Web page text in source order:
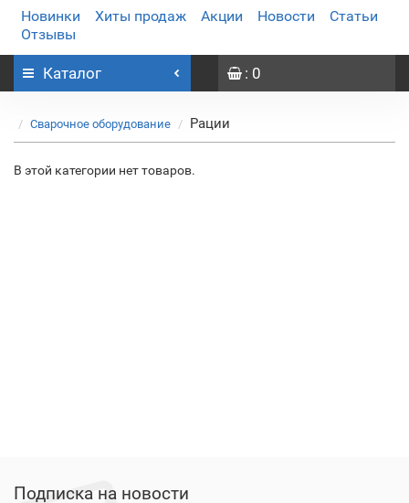
Новинки Хиты продаж Акции Новости
Статьи
Отзывы
Каталог : 0
Сварочное оборудование Рации
В этой категории нет товаров.
Подписка на новости